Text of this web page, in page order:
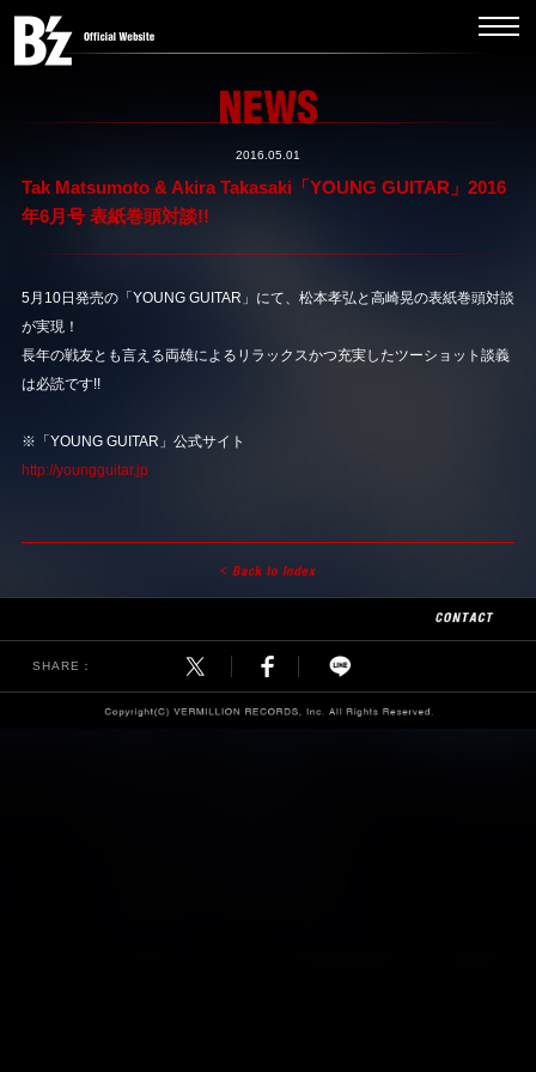
2016.05.01
Tak Matsumoto & Akira Takasaki「YOUNG GUITAR」2016
年6月号 表紙巻頭対談!!
5月10日発売の「YOUNG GUITAR」にて、松本孝弘と高崎晃の表紙巻頭対談
が実現！
長年の戦友とも言える両雄によるリラックスかつ充実したツーショット談義
は必読です!!
※「YOUNG GUITAR」公式サイト
http://youngguitar.jp
SHARE：